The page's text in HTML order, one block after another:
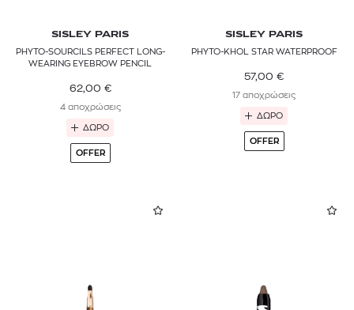
SISLEY PARIS
PHYTO-SOURCILS PERFECT LONG-
WEARING EYEBROW PENCIL
62,00 €
4 αποχρώσεις
ΔΩΡΟ
OFFER
SISLEY PARIS
PHYTO-KHOL STAR WATERPROOF
57,00 €
17 αποχρώσεις
ΔΩΡΟ
OFFER